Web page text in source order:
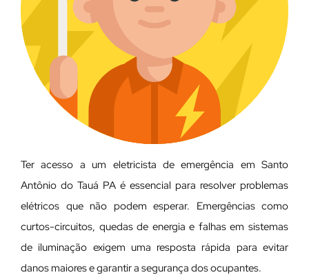
Ter acesso a um eletricista de emergência em Santo
Antônio do Tauá PA é essencial para resolver problemas
elétricos que não podem esperar. Emergências como
curtos-circuitos, quedas de energia e falhas em sistemas
de iluminação exigem uma resposta rápida para evitar
danos maiores e garantir a segurança dos ocupantes.